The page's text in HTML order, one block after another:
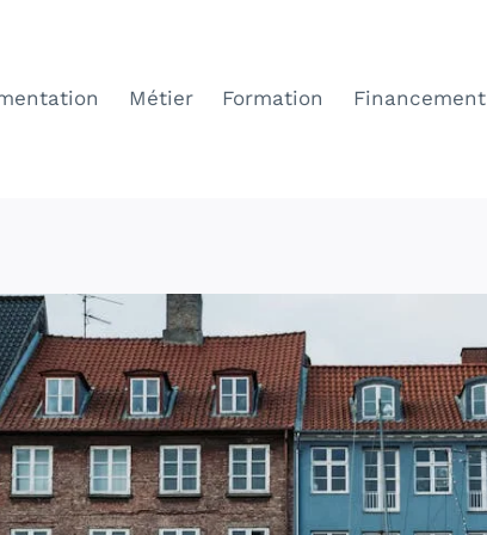
Métier Formation Financement